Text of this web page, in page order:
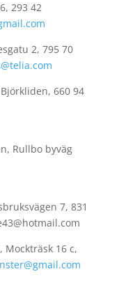
293 42
2, 795 70
660 94
Rullbo byväg
7, 831
Mockträsk 16 c,